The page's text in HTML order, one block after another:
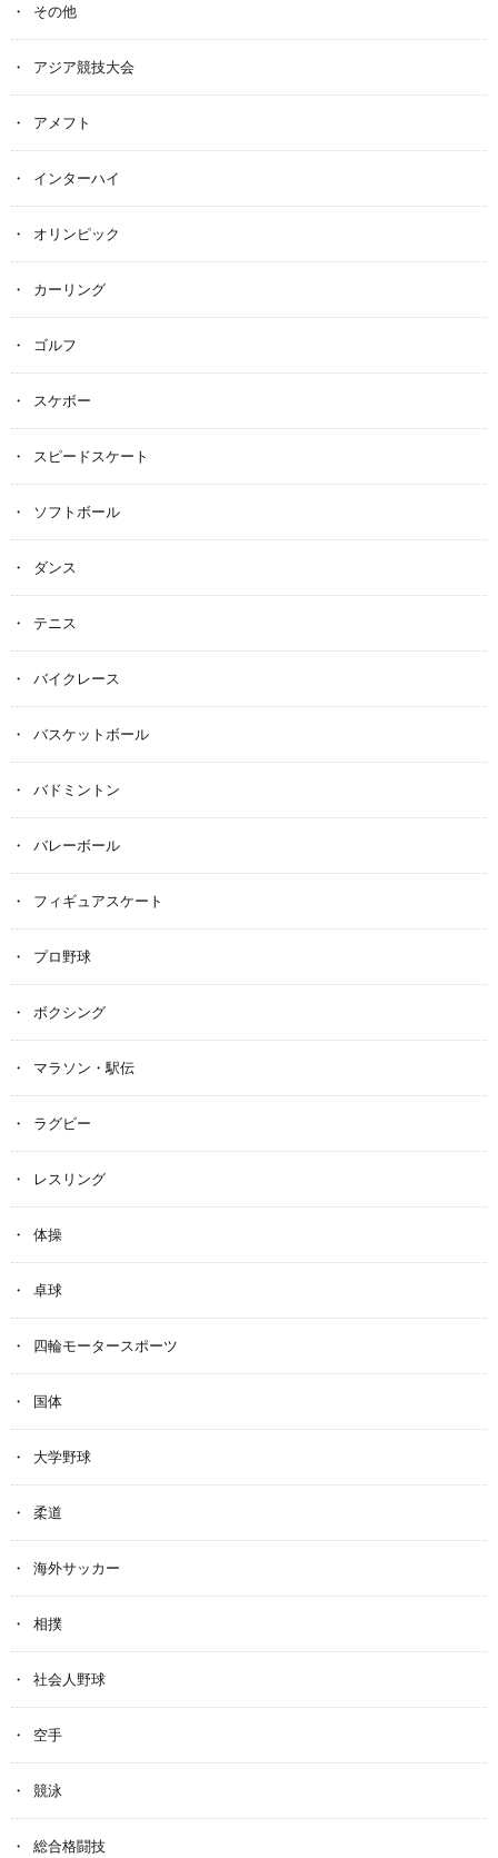
その他
アジア競技大会
アメフト
インターハイ
オリンピック
カーリング
ゴルフ
スケボー
スピードスケート
ソフトボール
ダンス
テニス
バイクレース
バスケットボール
バドミントン
バレーボール
フィギュアスケート
プロ野球
ボクシング
マラソン・駅伝
ラグビー
レスリング
体操
卓球
四輪モータースポーツ
国体
大学野球
柔道
海外サッカー
相撲
社会人野球
空手
競泳
総合格闘技